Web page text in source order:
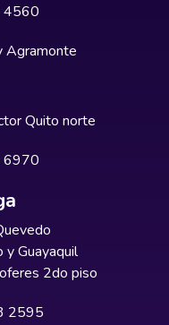
4560
Agramonte
Quito norte
6970
y Guayaquil
2do piso
2595